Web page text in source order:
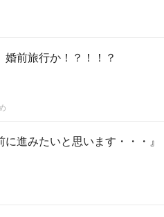
婚前旅行か！？！！？
に進みたいと思います・・・』